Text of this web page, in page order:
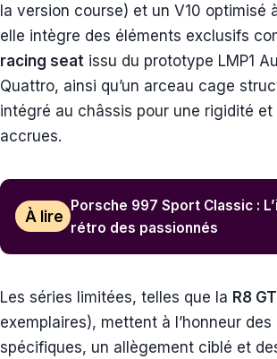
la version course) et un V10 optimisé
elle intègre des éléments exclusifs
racing seat issu du prototype LMP1
Quattro, ainsi qu’un arceau cage
intégré au châssis pour une rigidité
accrues.
À lire
Porsche 997 Sport Classic :
rétro des passionnés
Les séries limitées, telles que la R8 GT
exemplaires), mettent à l’honneur
spécifiques, un allègement ciblé et